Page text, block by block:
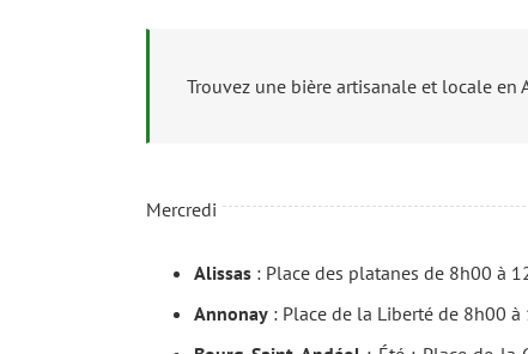
Trouvez une bière artisanale et locale en
Mercredi
Alissas : Place des platanes de 8h00 à
Annonay : Place de la Liberté de 8h00